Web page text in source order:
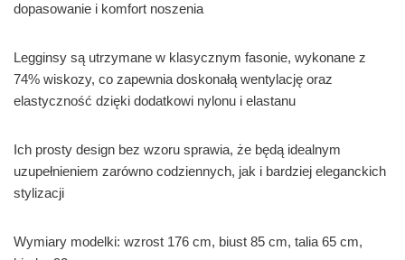
dopasowanie i komfort noszenia
Legginsy są utrzymane w klasycznym fasonie, wykonane z
74% wiskozy, co zapewnia doskonałą wentylację oraz
elastyczność dzięki dodatkowi nylonu i elastanu
Ich prosty design bez wzoru sprawia, że będą idealnym
uzupełnieniem zarówno codziennych, jak i bardziej eleganckich
stylizacji
Wymiary modelki: wzrost 176 cm, biust 85 cm, talia 65 cm,